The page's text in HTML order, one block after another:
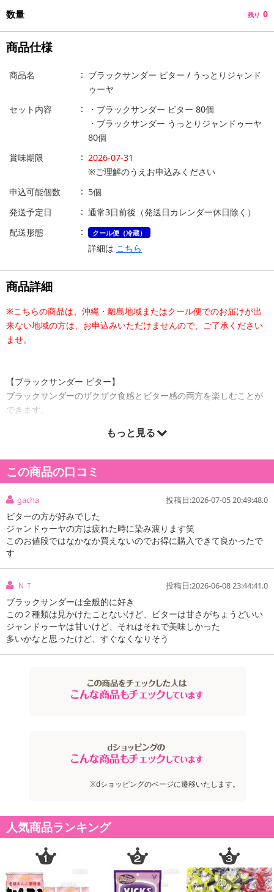
数量 残り 0
商品仕様
商品名
ブラックサンダー ビター / うっとりジャンド
ゥーヤ
セット内容
・ブラックサンダー ビター 80個
・ブラックサンダー うっとりジャンドゥーヤ
80個
賞味期限
2026-07-31
※ご理解のうえお申込みください
申込可能個数
5個
発送予定日
通常3日前後（発送日カレンダー休日除く）
配送形態
クール便（冷蔵）
詳細は こちら
商品詳細
※こちらの商品は、沖縄・離島地域またはクール便でのお届けが出
来ない地域の方は、お申込みいただけませんので、ご了承ください
ませ。
【ブラックサンダー ビター】
ブラックサンダーのザクザク食感とビター感の両方を楽しむことが
できます。
【ブラックサンダー うっとりジャンドゥーヤ】
濃厚なヘーゼルナッツペーストを贅沢に使用し、隠し味に焦がしバ
ターとコーヒーパウダーを加えた、濃くてリッチなジャンドゥーヤ
チョコバーに仕上げました。
【ブラックサンダー ビター】
もっと見る
この商品の口コミ
gacha 投稿日:2026-07-05 20:49:48.0
ビターの方が好みでした
ジャンドゥーヤの方は疲れた時に染み渡ります笑
このお値段ではなかなか買えないのでお得に購入できて良かったで
す
ＮＴ 投稿日:2026-06-08 23:44:41.0
ブラックサンダーは全般的に好き
この２種類は見かけたことないけど、ビターは甘さがちょうどいい
ジャンドゥーヤは甘いけど、それはそれで美味しかった
多いかなと思ったけど、すぐなくなりそう
※dショッピングのページに遷移いたします。
人気商品ランキング